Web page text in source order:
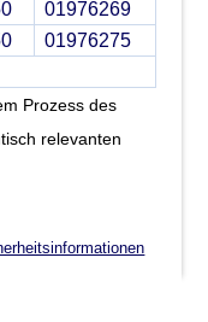
01976269
01976275
Prozess des
relevanten